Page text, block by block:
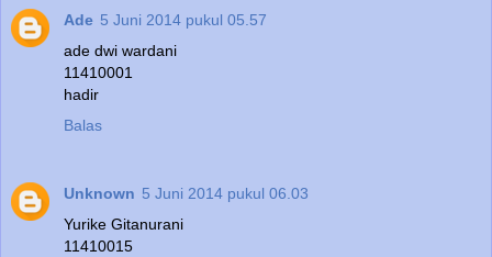
Ade 5 Juni 2014 pukul 05.57
ade dwi wardani
11410001
hadir
Balas
Unknown 5 Juni 2014 pukul 06.03
Yurike Gitanurani
11410015